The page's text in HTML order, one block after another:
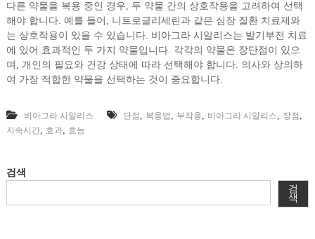
다른 약물을 복용 중인 경우, 두 약물 간의 상호작용을 고려하여 선택
해야 합니다. 예를 들어, 니트로글리세린과 같은 심장 질환 치료제와
는 상호작용이 있을 수 있습니다. 비아그라 시알리스는 발기부전 치료
에 있어 효과적인 두 가지 약물입니다. 각각의 약물은 장단점이 있으
며, 개인의 필요와 건강 상태에 따라 선택해야 합니다. 의사와 상의하
여 가장 적합한 약물을 선택하는 것이 중요합니다.
비아그라 시알리스 단점 , 복용법 , 부작용, 비아그라 시알리스, 장점 ,
지속시간, 효과, 효능
검색
검
색